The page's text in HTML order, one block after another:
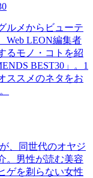
ルメからビューテ
Web LEON編集者
るモノ・コトを紹
BEST30」。1
ススメのネタをお
、同世代のオヤジ
。男性が読む美容
ゲを剃らない女性